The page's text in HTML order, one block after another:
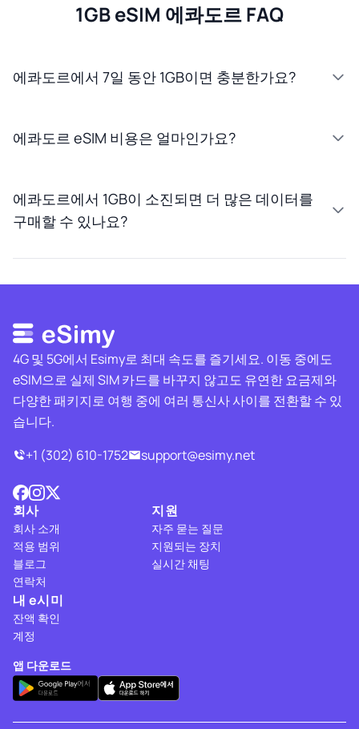
1GB eSIM 에콰도르 FAQ
에콰도르에서 7일 동안 1GB이면 충분한가요?
에콰도르 eSIM 비용은 얼마인가요?
에콰도르에서 1GB이 소진되면 더 많은 데이터를
구매할 수 있나요?
4G 및 5G에서 Esimy로 최대 속도를 즐기세요. 이동 중에도
eSIM으로 실제 SIM 카드를 바꾸지 않고도 유연한 요금제와
다양한 패키지로 여행 중에 여러 통신사 사이를 전환할 수 있
습니다.
+1 (302) 610-1752
support@esimy.net
회사
회사 소개
적용 범위
블로그
연락처
지원
자주 묻는 질문
지원되는 장치
실시간 채팅
내 e시미
잔액 확인
계정
앱 다운로드